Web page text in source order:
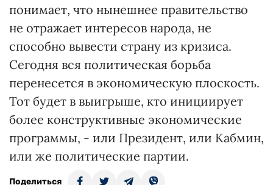
понимает, что нынешнее правительство
не отражает интересов народа, не
способно вывести страну из кризиса.
Сегодня вся политическая борьба
перенесется в экономическую плоскость.
Тот будет в выигрыше, кто инициирует
более конструктивные экономические
программы, - или Президент, или Кабмин,
или же политические партии.
Поделиться